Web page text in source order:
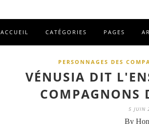
ACCUEIL CATÉGORIES PAGES
PERSONNAGES DES
VÉNUSIA DIT
COMPAGNONS
5 JUIN
By